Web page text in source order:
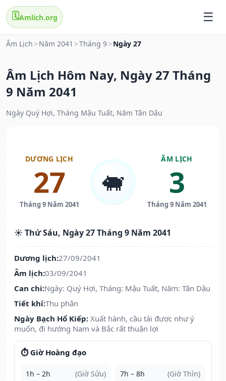
🗓️Amlich.org
Âm Lịch > Năm 2041 >Tháng 9> Ngày 27
Âm Lịch Hôm Nay, Ngày 27 Tháng
9 Năm 2041
Ngày Quý Hợi, Tháng Mậu Tuất, Năm Tân Dậu
DƯƠNG LỊCH
27
Tháng 9 Năm 2041
🐖
ÂM LỊCH
3
Tháng 9 Năm 2041
☀️ Thứ Sáu, Ngày 27 Tháng 9 Năm 2041
Dương lịch:27/09/2041
Âm lịch:03/09/2041
Can chi:Ngày: Quý Hợi, Tháng: Mậu Tuất, Năm: Tân Dậu
Tiết khí:Thu phân
Ngày Bạch Hổ Kiếp: Xuất hành, cầu tài được như ý
muốn, đi hướng Nam và Bắc rất thuận lợi
⏱️ Giờ Hoàng đạo
1h – 2h (Giờ Sửu) 7h – 8h (Giờ Thìn)